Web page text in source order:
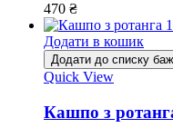
470 ₴
Додати в кошик
Додати до списку
Quick View
Кашпо з